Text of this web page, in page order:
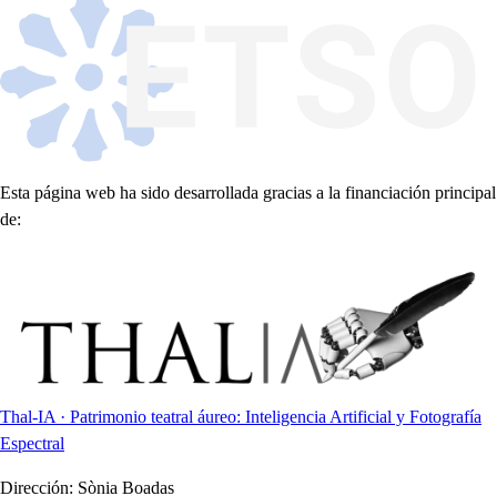
Esta página web ha sido desarrollada gracias a la financiación principal
de:
Thal-IA · Patrimonio teatral áureo: Inteligencia Artificial y Fotografía
Espectral
Dirección: Sònia Boadas